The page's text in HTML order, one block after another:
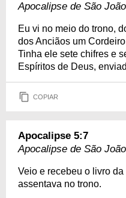
Apocalipse de São
Eu vi no meio do trono,
dos Anciãos um
Tinha ele sete chifres e
Espíritos de Deus,
COPIAR
Apocalipse 5:7
Apocalipse de São
Veio e recebeu o livro
assentava no trono.